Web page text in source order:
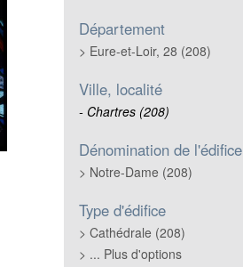
Département
Eure-et-Loir, 28 (208)
Ville, localité
Chartres (208)
Dénomination de l'édifice
Notre-Dame (208)
Type d'édifice
Cathédrale (208)
... Plus d'options